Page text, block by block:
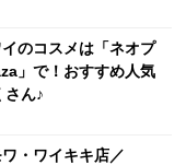
のコスメは「ネオプ
」で！おすすめ人気
さん♪
ワ・ワイキキ店／